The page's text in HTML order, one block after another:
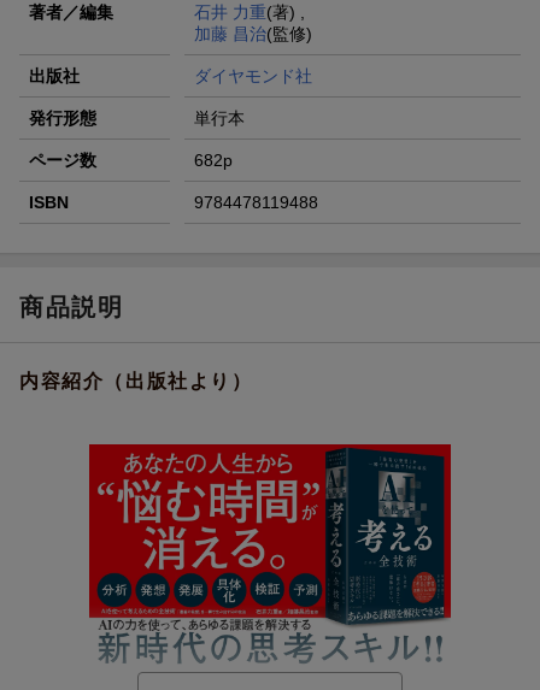
著者／編集 石井 力重(著) ,
加藤 昌治(監修)
出版社 ダイヤモンド社
発行形態 単行本
ページ数 682p
ISBN 9784478119488
商品説明
内容紹介（出版社より）